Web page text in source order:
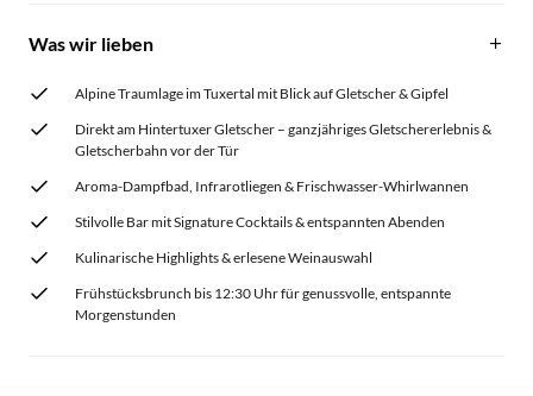
Was wir lieben
Alpine Traumlage im Tuxertal mit Blick auf Gletscher & Gipfel
Direkt am Hintertuxer Gletscher – ganzjähriges Gletschererlebnis &
Gletscherbahn vor der Tür
Aroma-Dampfbad, Infrarotliegen & Frischwasser-Whirlwannen
Stilvolle Bar mit Signature Cocktails & entspannten Abenden
Kulinarische Highlights & erlesene Weinauswahl
Frühstücksbrunch bis 12:30 Uhr für genussvolle, entspannte
Morgenstunden